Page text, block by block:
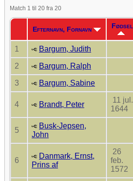
Match 1 til 20 fra 20
Efternavn, Fornavn Fødsel
1 Bargum, Judith
2 Bargum, Ralph
3 Bargum, Sabine
4 Brandt, Peter
11 jul.
1644
5
Busk-Jepsen,
John
6
Danmark, Ernst,
Prins af
26
feb.
1572